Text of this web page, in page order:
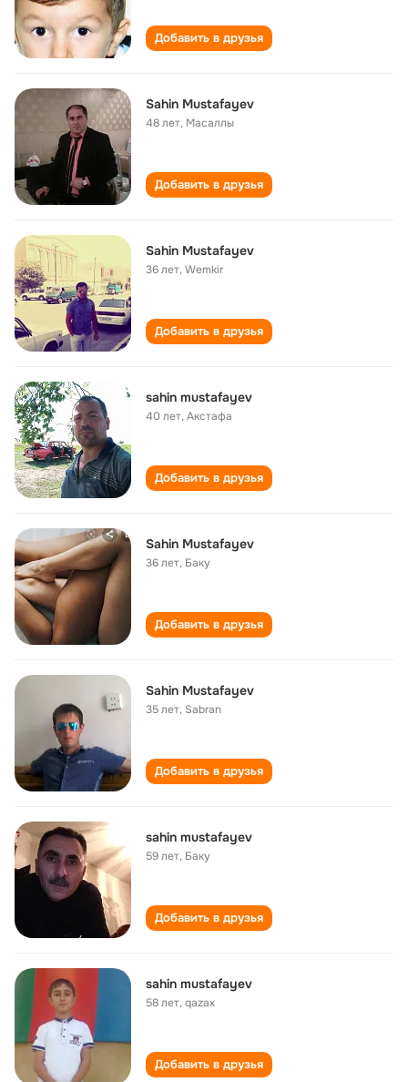
Добавить в друзья
Sahin Mustafayev
48 лет, Масаллы
Добавить в друзья
Sahin Mustafayev
36 лет,Wemkir
Добавить в друзья
sahin mustafayev
40 лет,Акстафа
Добавить в друзья
Sahin Mustafayev
36 лет, Баку
Добавить в друзья
Sahin Mustafayev
35 лет, Sabran
Добавить в друзья
sahin mustafayev
59 лет, Баку
Добавить в друзья
sahin mustafayev
58 лет,qazax
Добавить в друзья